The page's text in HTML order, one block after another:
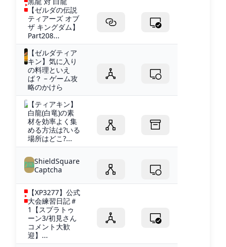
【ゼルダの伝説
ティアーズ オブ
ザ キングダム】
Part208...
【ゼルダティア
キン】気に入り
の料理といえ
ば？ – ゲーム攻
略のかけら
【ティアキン】
白龍(白竜)の素
材を効率よく集
める方法は?いる
場所はどこ?...
ShieldSquare
Captcha
【XP3277】公式
大会練習日記＃
1【スプラトゥ
ーン3/初見さん
コメント大歓
迎】...